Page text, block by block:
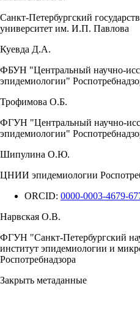
Санкт-Петербургский
университет им. И.П. Павлова
Куевда Д.А.
ФБУН "Центральный научно-
эпидемиологии"
Трофимова О.Б.
ФГУН "Центральный научно-
эпидемиологии"
Шипулина О.Ю.
ЦНИИ эпидемиологии
ORCID: 0000-0003-4679-
Нарвская О.В.
ФГУН "Санкт-Петербургский
институт эпидемиологии и
Роспотребнадзора
Закрыть метаданные